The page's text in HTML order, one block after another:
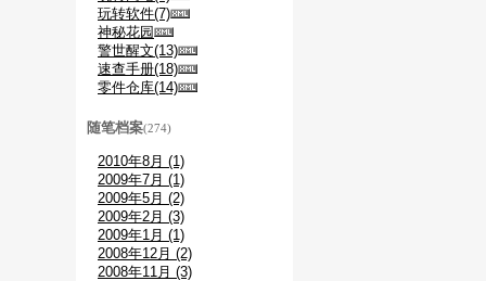
玩转软件(7)
神秘花园
警世醒文(13)
速查手册(18)
零件仓库(14)
随笔档案(274)
2010年8月 (1)
2009年7月 (1)
2009年5月 (2)
2009年2月 (3)
2009年1月 (1)
2008年12月 (2)
2008年11月 (3)